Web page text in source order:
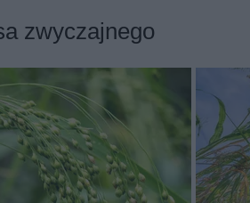
pod łacińską nazwą
to Azja Środkowa, a w
prosa zwyczajnego są
rocznie od 30 do 120 cm i po
zwyczajnego